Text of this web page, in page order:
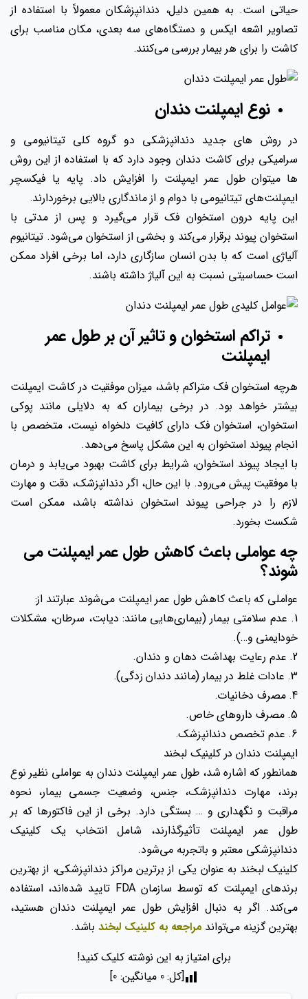
حیاتی است. به همین دلیل، دندانپزشکان معمولاً با استفاده از
تصاویر اشعه ایکس و دستگاه‌های سه بعدی، مکان مناسب برای
کاشت را برای هر بیمار بررسی می‌کنند.
نوع ایمپلنت دندان
در روش های جدید دندانپزشکی دو گروه کلی تیتانیومی و
سرامیکی برای کاشت دندان وجود دارد که با استفاده از این روش
ها میتوان طول عمر ایمپلنت را افزایش داد. پایه یا فیکسچر
ایمپلنت‌های تیتانیومی با دوام و از ماندگاری بالایی برخوردارند.
این پایه درون استخوان فک قرار می‌گیرد و پس از مدتی با
استخوان پیوند برقرار می‌کند و بخشی از استخوان می‌شود. تیتانیوم
آلیاژی است که با بدن انسان سازگاری دارد، اما برخی افراد ممکن
است حساسیتی نسبت به این آلیاژ داشته باشند.
تراکم استخوان و تاثیر آن بر طول عمر
ایمپلنت
هرچه استخوان فک متراکم باشد، میزان موفقیت در کاشت ایمپلنت
بیشتر خواهد بود. در برخی بیماران که به دلایلی مانند پوکی
استخوان، استخوان فک دارای کافیت دلخواه نیست، متخصص با
انجام پیوند استخوان به این مشکل پاسخ می‌دهد.
با ایجاد پیوند استخوان، شرایط برای کاشت بهبود می‌یابد و درمان
با موفقیت پیش می‌رود. با این حال، اگر دندانپزشک، دقت و مهارت
لازم را در جراحی پیوند استخوان نداشته باشد، ممکن است
شکست بخورد.
چه عواملی باعث کاهش طول عمر ایمپلنت می
شوند؟
عواملی که باعث کاهش طول عمر ایمپلنت می‌شوند عبارتند از:
1. عدم سلامتی بیمار (بیماری‌هایی مانند: دیابت، سرطان، مشکلات
خودايمني و…).
2. عدم رعایت بهداشت دهان و دندان.
3. عادات غلط در بیمار (مانند دندان‌ زدگی).
4. مصرف دخانیات.
5. مصرف داروهای خاص.
6. عدم تخصص دندانپزشک.
ایمپلنت دندان در کلینیک لبخند
همانطور که اشاره شد، طول عمر ایمپلنت دندان به عواملی نظیر نوع
برند، مهارت دندانپزشک، جنس، وضعیت جسمی بیمار، نحوه
مراقبت و نگهداری و … بستگی دارد. برخی از این فاکتورها که بر
طول عمر ایمپلنت تأثیرگذارند، شامل انتخاب یک کلینیک
دندانپزشکی معتبر و باتجربه می‌شود.
کلینیک لبخند به عنوان یکی از برترین مراکز دندانپزشکی، از بهترین
برندهای ایمپلنت که توسط سازمان FDA تایید شده‌اند، استفاده
می‌کند. اگر به دنبال افزایش طول عمر ایمپلنت دندان هستید،
بهترین گزینه می‌تواند مراجعه به کلینیک لبخند باشد.
برای امتیاز به این نوشته کلیک کنید!
[کل:0 میانگین: 0
]